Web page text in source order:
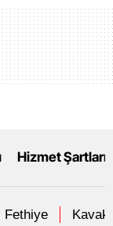
Hizmet Şartları
Fethiye